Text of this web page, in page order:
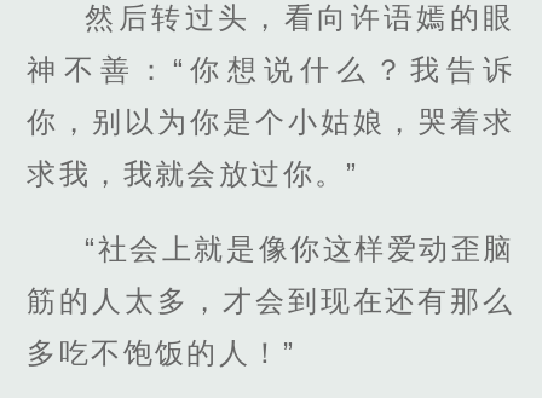
然后转过头，看向许语嫣的眼
神不善：“你想说什么？我告诉
你，别以为你是个小姑娘，哭着求
求我，我就会放过你。”
“社会上就是像你这样爱动歪脑
筋的人太多，才会到现在还有那么
多吃不饱饭的人！”